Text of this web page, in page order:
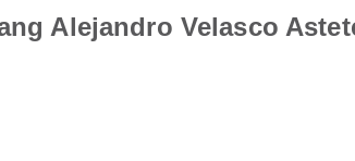
Alejandro Velasco